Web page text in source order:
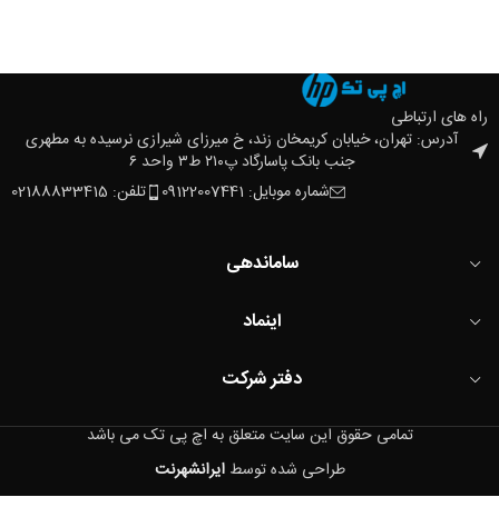
راه های ارتباطی
آدرس: تهران، خیابان کریمخان زند، خ میرزای شیرازی نرسیده به مطهری
جنب بانک پاسارگاد پ۲۱۰ ط۳ واحد ۶
تلفن: 02188833415
شماره موبایل: 09122007441
ساماندهی
اینماد
دفتر شرکت
تمامی حقوق این سایت متعلق به اچ پی تک می باشد
طراحی شده توسطایرانشهرنت